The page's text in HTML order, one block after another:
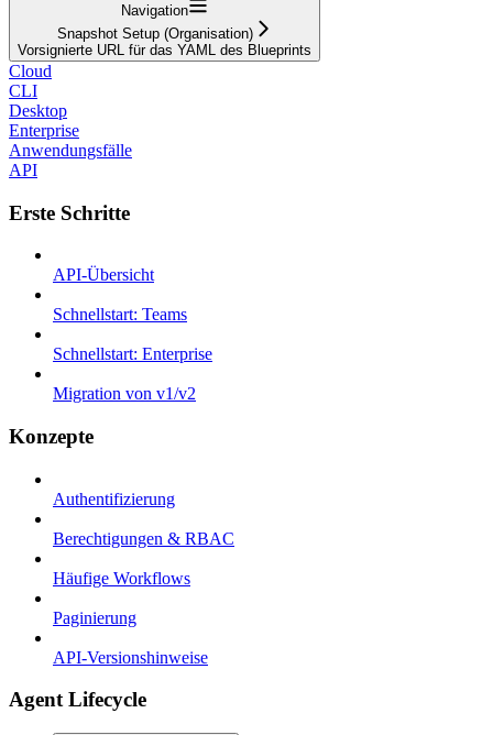
Navigation
Snapshot Setup (Organisation)
Vorsignierte URL für das YAML des Blueprints
Cloud
CLI
Desktop
Enterprise
Anwendungsfälle
API
Erste Schritte
API-Übersicht
Schnellstart: Teams
Schnellstart: Enterprise
Migration von v1/v2
Konzepte
Authentifizierung
Berechtigungen & RBAC
Häufige Workflows
Paginierung
API-Versionshinweise
Agent Lifecycle